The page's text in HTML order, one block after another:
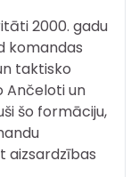
2000. gadu
komandas
taktisko
Ančeloti un
šo formāciju,
aizsardzības